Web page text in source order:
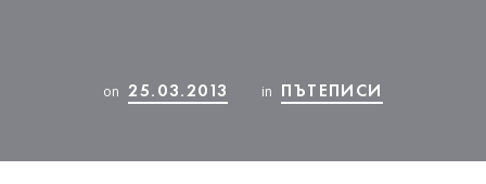
on 25.03.2013 in ПЪТЕПИСИ